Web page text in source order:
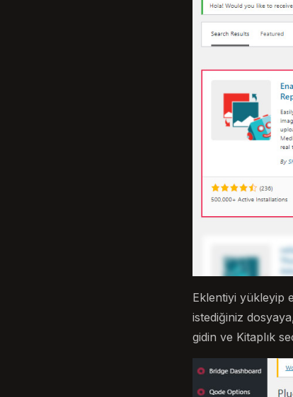
Eklentiyi yükleyip
istediğiniz
gidin ve Kitaplık